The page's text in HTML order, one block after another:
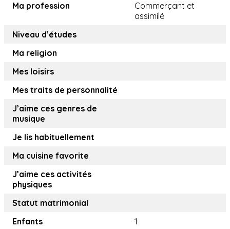
Ma profession
Commerçant et
assimilé
Niveau d’études
Ma religion
Mes loisirs
Mes traits de personnalité
J’aime ces genres de
musique
Je lis habituellement
Ma cuisine favorite
J’aime ces activités
physiques
Statut matrimonial
Enfants
1